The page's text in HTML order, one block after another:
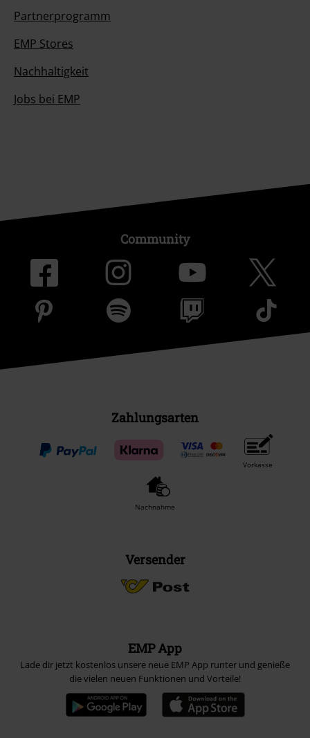
Partnerprogramm
EMP Stores
Nachhaltigkeit
Jobs bei EMP
Community
Zahlungsarten
Vorkasse
Nachnahme
Versender
EMP App
Lade dir jetzt kostenlos unsere neue EMP App runter und genieße
die vielen neuen Funktionen und Vorteile!